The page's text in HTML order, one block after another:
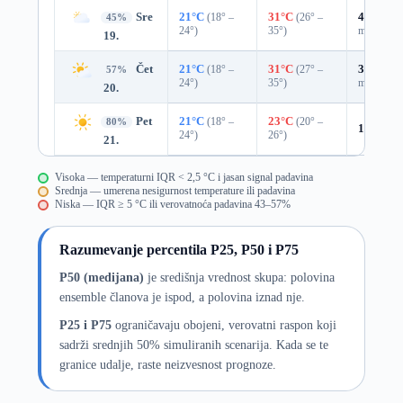
45%
Sre
19.
21°C (18° –
24°)
31°C (26° –
35°)
43%
mm)
57%
Čet
20.
21°C (18° –
24°)
31°C (27° –
35°)
33%
mm)
80%
Pet
21.
21°C (18° –
24°)
23°C (20° –
26°)
10%
Visoka — temperaturni IQR < 2,5 °C i jasan signal padavina
Srednja — umerena nesigurnost temperature ili padavina
Niska — IQR ≥ 5 °C ili verovatnoća padavina 43–57%
Razumevanje percentila P25, P50 i P75
P50 (medijana) je središnja vrednost skupa: polovina
ensemble članova je ispod, a polovina iznad nje.
P25 i P75ograničavaju obojeni, verovatni raspon koji
sadrži srednjih 50% simuliranih scenarija. Kada se te
granice udalje, raste neizvesnost prognoze.